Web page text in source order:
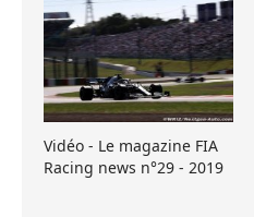
Vidéo - Le magazine FIA
Racing news n°29 - 2019